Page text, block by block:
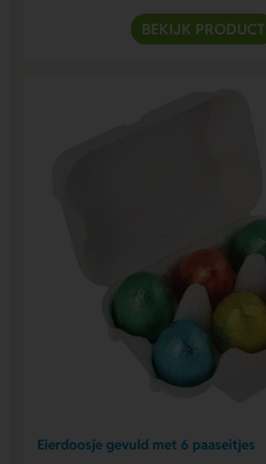
BEKIJK PRODUCT
Eierdoosje gevuld met 6 paaseitjes